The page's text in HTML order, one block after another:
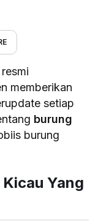
memberikan
setiap
burung
burung
Yang